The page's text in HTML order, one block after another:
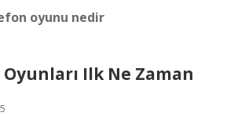
oyunu nedir
Ilk Ne Zaman